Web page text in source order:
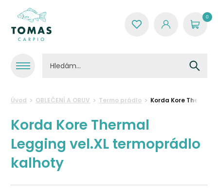
0
Úvod OBLEČENÍ A OBUV Termo prádlo Korda Kore Thermal
Korda Kore Thermal
Legging vel.XL termoprádlo
kalhoty